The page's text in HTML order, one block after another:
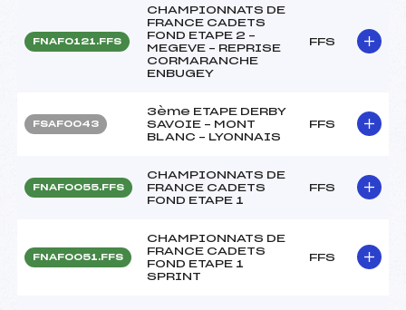
FNAF0121.FFS
CHAMPIONNATS DE
FRANCE CADETS
FOND ETAPE 2 –
MEGEVE – REPRISE
CORMARANCHE
ENBUGEY
FFS
FSAF0043
3ème ETAPE DERBY
SAVOIE – MONT
BLANC – LYONNAIS
FFS
FNAF0055.FFS
CHAMPIONNATS DE
FRANCE CADETS
FOND ETAPE 1
FFS
FNAF0051.FFS
CHAMPIONNATS DE
FRANCE CADETS
FOND ETAPE 1
SPRINT
FFS